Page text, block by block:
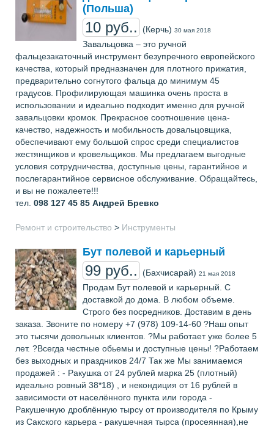
(Польша)
10 руб.. (Керчь) 30 мая 2018
Завальцовка – это ручной
фальцезакаточный инструмент безупречного европейского
качества, который предназначен для плотного прижатия,
предварительно согнутого фальца до минимум 45
градусов. Профилирующая машинка очень проста в
использовании и идеально подходит именно для ручной
завальцовки кромок. Прекрасное соотношение цена-
качество, надежность и мобильность довальцовщика,
обеспечивают ему большой спрос среди специалистов
жестянщиков и кровельщиков. Мы предлагаем выгодные
условия сотрудничества, доступные цены, гарантийное и
послегарантийное сервисное обслуживание. Обращайтесь,
и вы не пожалеете!!!
тел. 098 127 45 85 Андрей Бревко
Ремонт и строительство > Инструменты
Бут полевой и карьерный
99 руб.. (Бахчисарай) 21 мая 2018
Продам Бут полевой и карьерный. С
доставкой до дома. В любом объеме.
Строго без посредников. Доставим в день
заказа. Звоните по номеру +7 (978) 109-14-60 ?Наш опыт
это тысячи довольных клиентов. ?Мы работает уже более 5
лет. ?Всегда честные обьемы и доступные цены! ?Работаем
без выходных и праздников 24/7 Так же Мы занимаемся
продажей : - Ракушка от 24 рублей марка 25 (плотный)
идеально ровный 38*18) , и некондиция от 16 рублей в
зависимости от населённого пункта или города -
Ракушечную дроблённую тырсу от производителя по Крыму
из Сакского карьера - ракушечная тырса (просеянная),не